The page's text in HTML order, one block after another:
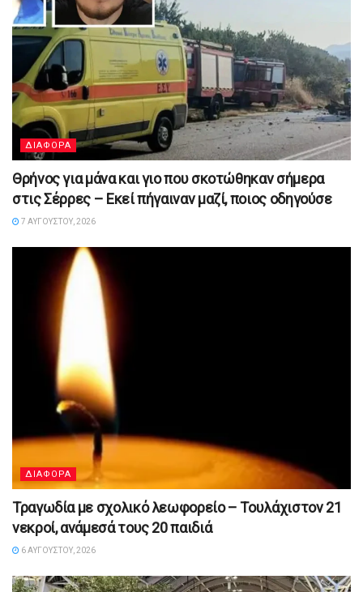
ΔΙΑΦΟΡΑ
Θρήνος για μάνα και γιο που σκοτώθηκαν σήμερα
στις Σέρρες – Εκεί πήγαιναν μαζί, ποιος οδηγούσε
7 ΑΥΓΟΎΣΤΟΥ, 2026
ΔΙΑΦΟΡΑ
Τραγωδία με σχολικό λεωφορείο – Τουλάχιστον 21
νεκροί, ανάμεσά τους 20 παιδιά
6 ΑΥΓΟΎΣΤΟΥ, 2026